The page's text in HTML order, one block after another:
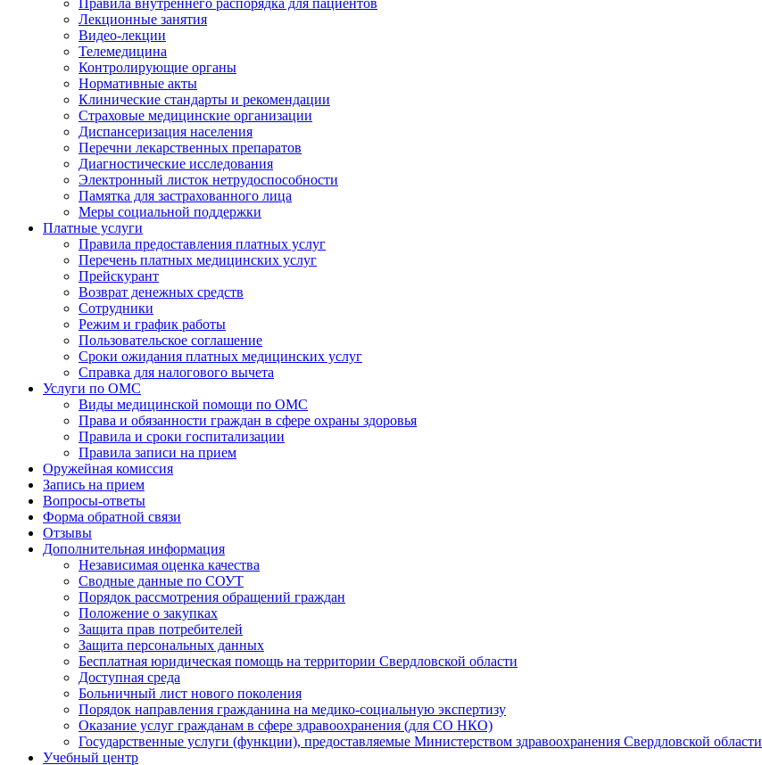
Правила внутреннего распорядка для пациентов
Лекционные занятия
Видео-лекции
Телемедицина
Контролирующие органы
Нормативные акты
Клинические стандарты и рекомендации
Страховые медицинские организации
Диспансеризация населения
Перечни лекарственных препаратов
Диагностические исследования
Электронный листок нетрудоспособности
Памятка для застрахованного лица
Меры социальной поддержки
Платные услуги
Правила предоставления платных услуг
Перечень платных медицинских услуг
Прейскурант
Возврат денежных средств
Сотрудники
Режим и график работы
Пользовательское соглашение
Сроки ожидания платных медицинских услуг
Справка для налогового вычета
Услуги по ОМС
Виды медицинской помощи по ОМС
Права и обязанности граждан в сфере охраны здоровья
Правила и сроки госпитализации
Правила записи на прием
Оружейная комиссия
Запись на прием
Вопросы-ответы
Форма обратной связи
Отзывы
Дополнительная информация
Независимая оценка качества
Сводные данные по СОУТ
Порядок рассмотрения обращений граждан
Положение о закупках
Защита прав потребителей
Защита персональных данных
Бесплатная юридическая помощь на территории Свердловской области
Доступная среда
Больничный лист нового поколения
Порядок направления гражданина на медико-социальную экспертизу
Оказание услуг гражданам в сфере здравоохранения (для СО НКО)
Государственные услуги (функции), предоставляемые Министерством здравоохранения Свердловской области
Учебный центр